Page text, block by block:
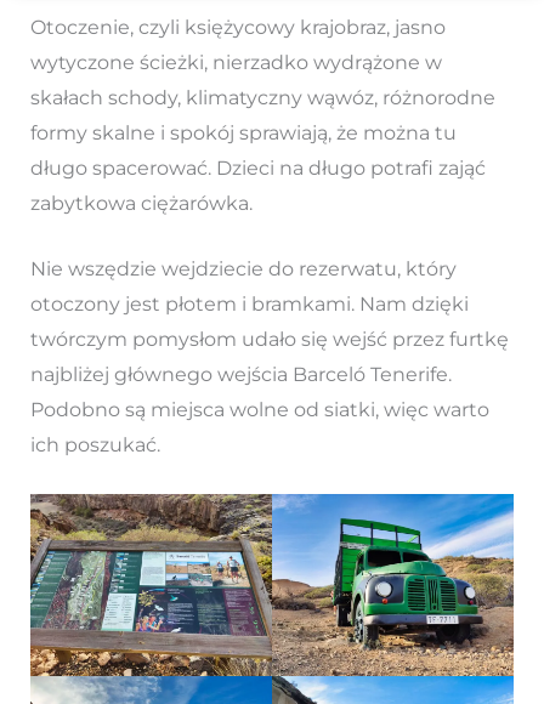
Otoczenie, czyli księżycowy krajobraz, jasno
wytyczone ścieżki, nierzadko wydrążone w
skałach schody, klimatyczny wąwóz, różnorodne
formy skalne i spokój sprawiają, że można tu
długo spacerować. Dzieci na długo potrafi zająć
zabytkowa ciężarówka.
Nie wszędzie wejdziecie do rezerwatu, który
otoczony jest płotem i bramkami. Nam dzięki
twórczym pomysłom udało się wejść przez furtkę
najbliżej głównego wejścia Barceló Tenerife.
Podobno są miejsca wolne od siatki, więc warto
ich poszukać.